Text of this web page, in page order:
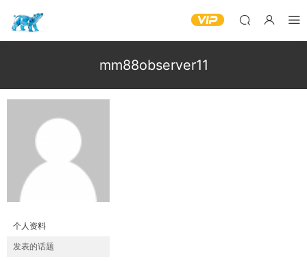
mm88observer11
个人资料
发表的话题